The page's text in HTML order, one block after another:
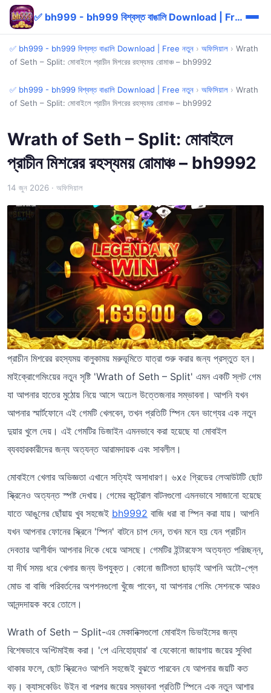
✅ bh999 - bh999 বিশ্বস্ত বাঙালি Download | Free নতুন
✅ bh999 - bh999 বিশ্বস্ত বাঙালি Download | Free নতুন › অফিসিয়াল › Wrath
of Seth – Split: মোবাইলে প্রাচীন মিশরের রহস্যময় রোমাঞ্চ – bh9992
✅ bh999 - bh999 বিশ্বস্ত বাঙালি Download | Free নতুন › অফিসিয়াল › Wrath
of Seth – Split: মোবাইলে প্রাচীন মিশরের রহস্যময় রোমাঞ্চ – bh9992
Wrath of Seth – Split: মোবাইলে
প্রাচীন মিশরের রহস্যময় রোমাঞ্চ – bh9992
14 জুন 2026 · অফিসিয়াল
প্রাচীন মিশরের রহস্যময় বালুকাময় মরুভূমিতে যাত্রা শুরু করার জন্য প্রস্তুত হন।
মাইক্রোগেমিংয়ের নতুন সৃষ্টি 'Wrath of Seth – Split' এমন একটি স্লট গেম
যা আপনার হাতের মুঠোয় নিয়ে আসে অঢেল উত্তেজনার সম্ভাবনা। আপনি যখন
আপনার স্মার্টফোনে এই গেমটি খেলবেন, তখন প্রতিটি স্পিন যেন ভাগ্যের এক নতুন
দুয়ার খুলে দেয়। এই গেমটির ডিজাইন এমনভাবে করা হয়েছে যা মোবাইল
ব্যবহারকারীদের জন্য অত্যন্ত আরামদায়ক এবং সাবলীল।
মোবাইলে খেলার অভিজ্ঞতা এখানে সত্যিই অসাধারণ। ৬x৫ গ্রিডের লেআউটটি ছোট
স্ক্রিনেও অত্যন্ত স্পষ্ট দেখায়। গেমের কন্ট্রোল বাটনগুলো এমনভাবে সাজানো হয়েছে
যাতে আঙুলের ছোঁয়ায় খুব সহজেই bh9992 বাজি ধরা বা স্পিন করা যায়। আপনি
যখন আপনার ফোনের স্ক্রিনে 'স্পিন' বাটনে চাপ দেন, তখন মনে হয় যেন প্রাচীন
দেবতার আশীর্বাদ আপনার দিকে ধেয়ে আসছে। গেমটির ইন্টারফেস অত্যন্ত পরিচ্ছন্ন,
যা দীর্ঘ সময় ধরে খেলার জন্য উপযুক্ত। কোনো জটিলতা ছাড়াই আপনি অটো-প্লে
মোড বা বাজি পরিবর্তনের অপশনগুলো খুঁজে পাবেন, যা আপনার গেমিং সেশনকে আরও
আনন্দদায়ক করে তোলে।
Wrath of Seth – Split-এর মেকানিক্সগুলো মোবাইল ডিভাইসের জন্য
বিশেষভাবে অপ্টিমাইজ করা। 'পে এনিহোয়্যার' বা যেকোনো জায়গায় জয়ের সুবিধা
থাকার ফলে, ছোট স্ক্রিনেও আপনি সহজেই বুঝতে পারবেন যে আপনার জয়টি কত
বড়। ক্যাসকেডিং উইন বা পরপর জয়ের সম্ভাবনা প্রতিটি স্পিনে এক নতুন আশার